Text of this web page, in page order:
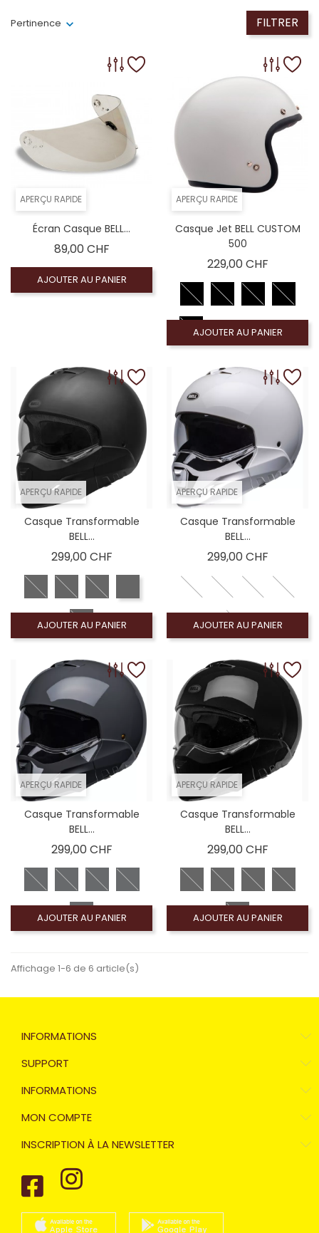
Pertinence FILTRER
APERÇU RAPIDE
Écran Casque BELL...
89,00 CHFPrix
AJOUTER AU PANIER
APERÇU RAPIDE
Casque Jet BELL CUSTOM
500
229,00 CHFPrix
AJOUTER AU PANIER
APERÇU RAPIDE
Casque Transformable
BELL...
299,00 CHFPrix
AJOUTER AU PANIER
APERÇU RAPIDE
Casque Transformable
BELL...
299,00 CHFPrix
AJOUTER AU PANIER
APERÇU RAPIDE
Casque Transformable
BELL...
299,00 CHFPrix
AJOUTER AU PANIER
APERÇU RAPIDE
Casque Transformable
BELL...
299,00 CHFPrix
AJOUTER AU PANIER
Affichage 1-6 de 6 article(s)
INFORMATIONS
SUPPORT
INFORMATIONS
MON COMPTE
INSCRIPTION À LA NEWSLETTER